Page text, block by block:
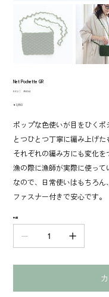
Net Pochette GR
SKU：
SKU：
950244
価
￥3,850
ポップな色使いが目をひく
とつひとつ丁寧に編み上げた
それぞれの編み方にも変化を
漁の際に漁師が実際に使っ
なので、日常使いはもちろん
ファスナー付きで安心です。
数量